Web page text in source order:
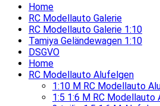
Home
RC Modellauto Galerie
RC Modellauto Galerie 1:10
Tamiya Geländewagen 1:10
DSGVO
Home
RC Modellauto Alufelgen
1:10 M RC Modellauto
1:5 1:6 M RC Modellauto